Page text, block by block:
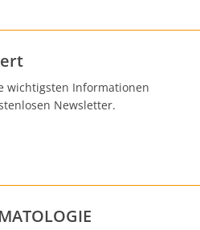
wichtigsten Informationen
Newsletter.